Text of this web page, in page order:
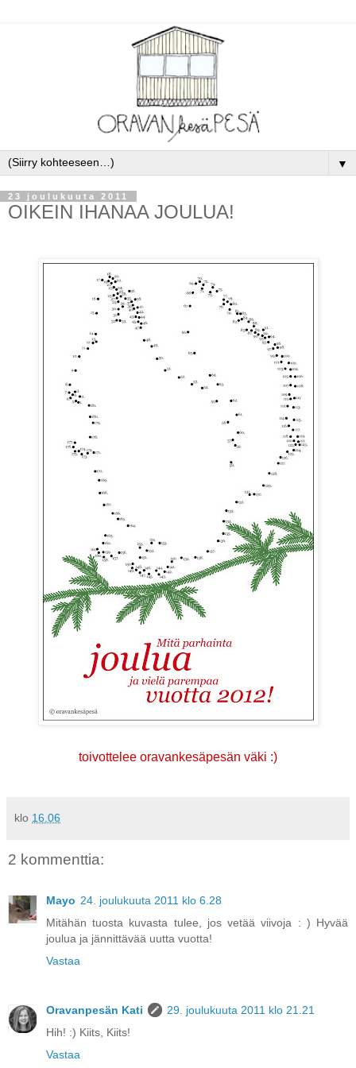
▼
23 joulukuuta 2011
OIKEIN IHANAA JOULUA!
toivottelee oravankesäpesän väki :)
klo 16.06
2 kommenttia:
Mayo 24. joulukuuta 2011 klo 6.28
Mitähän tuosta kuvasta tulee, jos vetää viivoja : ) Hyvää
joulua ja jännittävää uutta vuotta!
Vastaa
Oravanpesän Kati
29. joulukuuta 2011 klo 21.21
Hih! :) Kiits, Kiits!
Vastaa